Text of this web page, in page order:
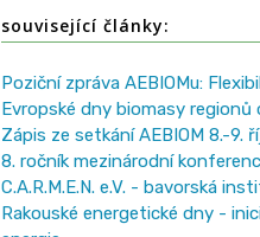
související články:
Poziční zpráva AEBIOMu:
Evropské dny biomasy
Zápis ze setkání AEBIOM 8.-9.
8. ročník mezinárodní
C.A.R.M.E.N. e.V. - bavorská
Rakouské energetické dny -